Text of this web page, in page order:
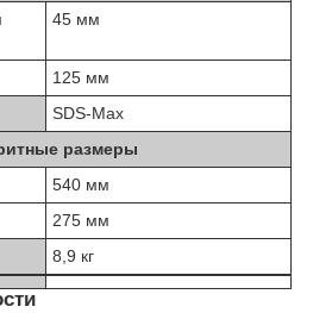
45 мм
125 мм
SDS-Max
размеры
540 мм
275 мм
8,9 кг